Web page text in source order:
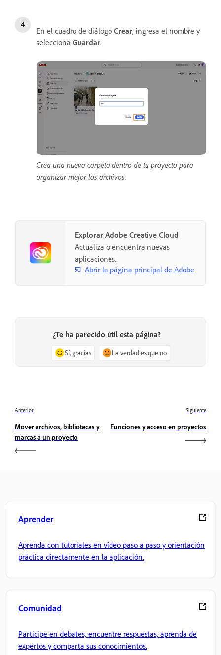
En el cuadro de diálogo Crear, ingresa el nombre y
selecciona Guardar.
Crea una nueva carpeta dentro de tu proyecto para
organizar mejor los archivos.
Explorar Adobe Creative Cloud
Actualiza o encuentra nuevas
aplicaciones.
Abrir la página principal de Adobe
¿Te ha parecido útil esta página?
Sí, gracias La verdad es que no
Anterior
Mover archivos, bibliotecas y
marcas a un proyecto
Siguiente
Funciones y acceso en proyectos
Aprender
Aprenda con tutoriales en vídeo paso a paso y orientación
práctica directamente en la aplicación.
Comunidad
Participe en debates, encuentre respuestas, aprenda de
expertos y comparta sus conocimientos.